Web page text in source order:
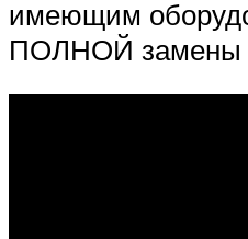
имеющим
ПОЛНОЙ замены